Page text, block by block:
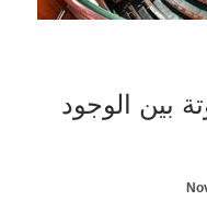
بين الوجود